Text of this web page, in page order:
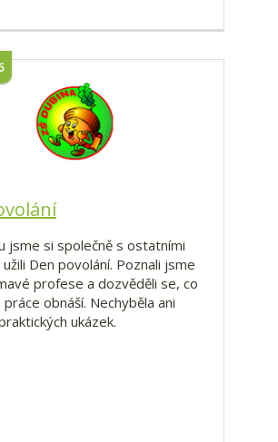
jsme si společně s ostatními
Den povolání. Poznali jsme
profese a dozvěděli se, co
obnáší. Nechyběla ani
ukázek.